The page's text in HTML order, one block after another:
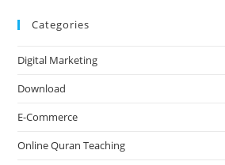
Categories
Digital Marketing
Download
E-Commerce
Online Quran Teaching